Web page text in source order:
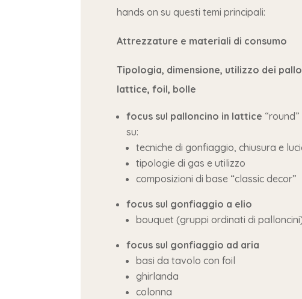
hands on su questi temi principali:
Attrezzature e materiali di consumo
Tipologia, dimensione, utilizzo dei
lattice, foil, bolle
focus sul palloncino in lattice
su:
tecniche di gonfiaggio, chiusura e
tipologie di gas e utilizzo
composizioni di base “classic decor”
focus sul gonfiaggio a elio
bouquet (gruppi ordinati di
focus sul gonfiaggio ad aria
basi da tavolo con foil
ghirlanda
colonna